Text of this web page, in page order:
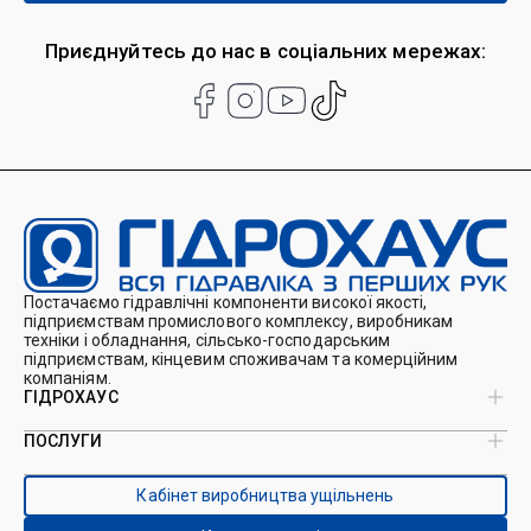
Приєднуйтесь до нас в соціальних мережах:
Постачаємо гідравлічні компоненти високої якості,
підприємствам промислового комплексу, виробникам
техніки і обладнання, сільсько-господарським
підприємствам, кінцевим споживачам та комерційним
компаніям.
ГІДРОХАУС
Про нас
Каталоги
ПОСЛУГИ
Виробництво ущільнень
Виробництво гідроциліндрів
Кабінет виробництва ущільнень